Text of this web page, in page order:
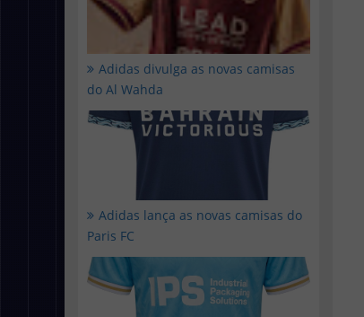
Adidas divulga as novas camisas
do Al Wahda
Adidas lança as novas camisas do
Paris FC